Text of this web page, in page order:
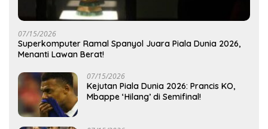
07/15/2026
Superkomputer Ramal Spanyol Juara Piala Dunia 2026,
Menanti Lawan Berat!
07/15/2026
Kejutan Piala Dunia 2026: Prancis KO,
Mbappe ‘Hilang’ di Semifinal!